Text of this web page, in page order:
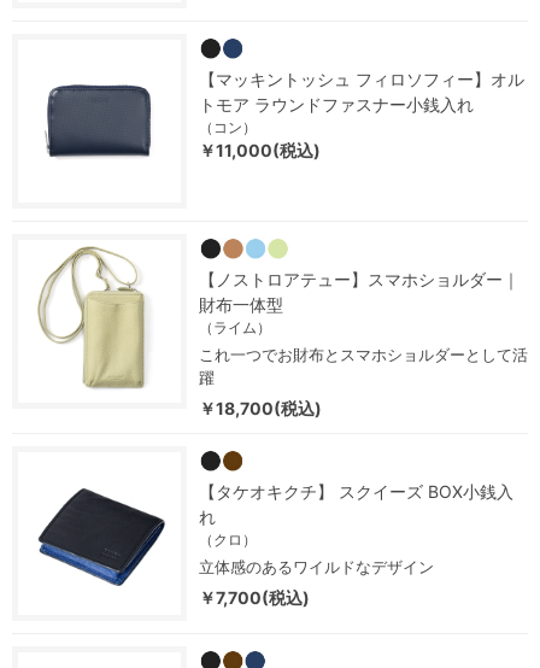
【マッキントッシュ フィロソフィー】オル
トモア ラウンドファスナー小銭入れ
（コン）
￥11,000(税込)
【ノストロアテュー】スマホショルダー｜
財布一体型
（ライム）
これ一つでお財布とスマホショルダーとして活
躍
￥18,700(税込)
【タケオキクチ】 スクイーズ BOX小銭入
れ
（クロ）
立体感のあるワイルドなデザイン
￥7,700(税込)